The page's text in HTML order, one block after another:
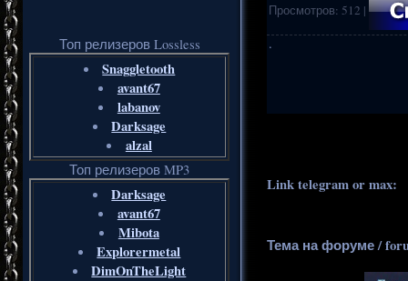
Топ релизеров Lossless
Snaggletooth
avant67
labanov
Darksage
alzal
Топ релизеров MP3
Darksage
avant67
Mibota
Explorermetal
DimOnTheLight
Просмотров: 512 |
·
Link telegram or max:
Тема на форуме /